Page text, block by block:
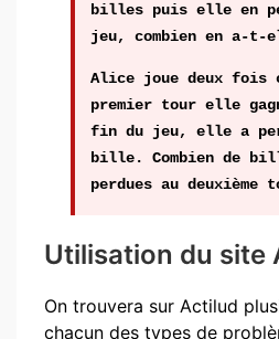
billes puis elle en
jeu, combien en a-t-
Alice joue deux fois
premier tour elle
fin du jeu, elle a
bille. Combien de
perdues au deuxième
Utilisation du site
On trouvera sur Actilud
chacun des types de